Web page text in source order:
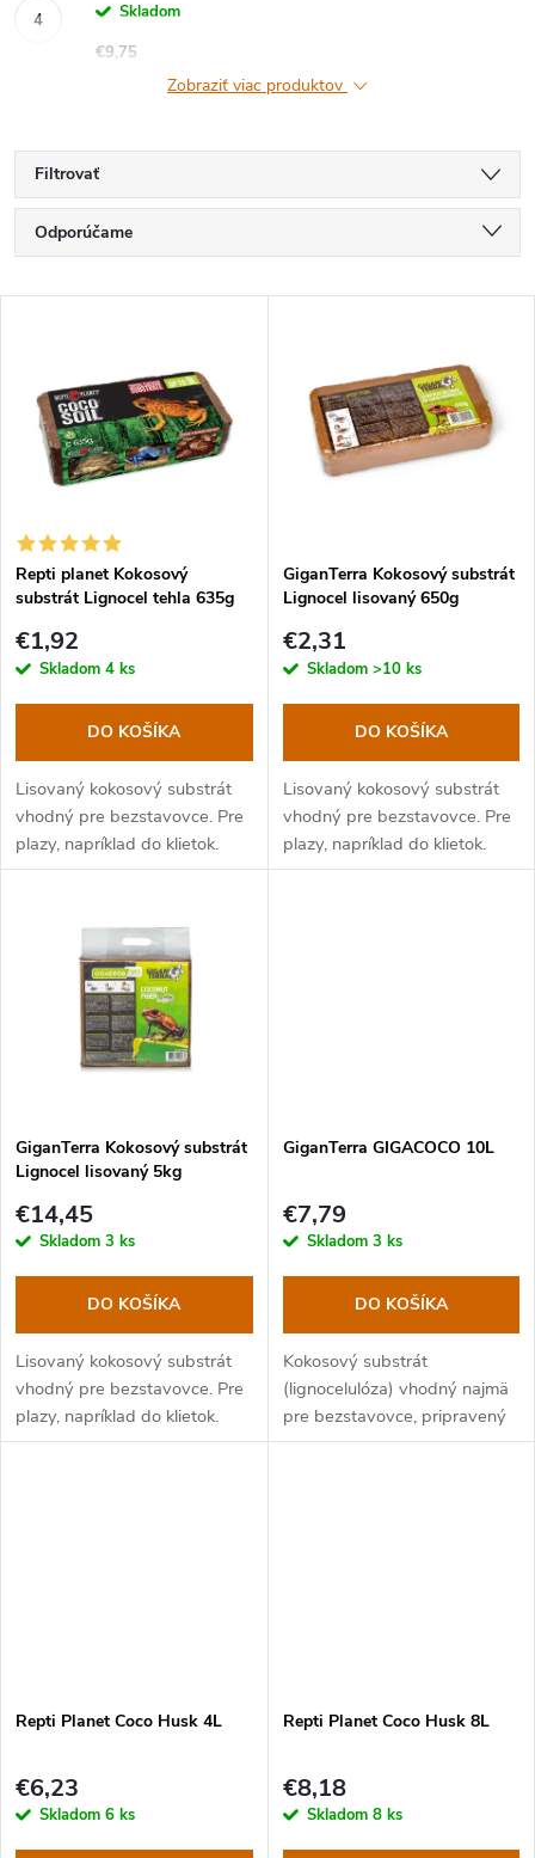
Skladom
€9,75
Zobraziť viac produktov
Filtrovať
R
a
e
i
e
p
r
o
d
v
Odporúčame
Najpredávanejšie
Abecedne
ý
p
s
p
r
d
u
Repti planet Kokosový
substrát Lignocel tehla 635g
€1,92
Skladom 4 ks
DO KOŠÍKA
Lisovaný kokosový substrát
vhodný pre bezstavovce. Pre
plazy, napríklad do klietok.
GiganTerra Kokosový substrát
Lignocel lisovaný 650g
€2,31
Skladom >10 ks
DO KOŠÍKA
Lisovaný kokosový substrát
vhodný pre bezstavovce. Pre
plazy, napríklad do klietok.
GiganTerra Kokosový substrát
Lignocel lisovaný 5kg
€14,45
Skladom 3 ks
DO KOŠÍKA
Lisovaný kokosový substrát
vhodný pre bezstavovce. Pre
plazy, napríklad do klietok.
GiganTerra GIGACOCO 10L
€7,79
Skladom 3 ks
DO KOŠÍKA
Kokosový substrát
(lignocelulóza) vhodný najmä
pre bezstavovce, pripravený
na okamžité použitie. Pre
Repti Planet Coco Husk 4L
€6,23
Skladom 6 ks
Repti Planet Coco Husk 8L
€8,18
Skladom 8 ks